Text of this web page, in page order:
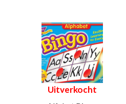
Uitverkocht